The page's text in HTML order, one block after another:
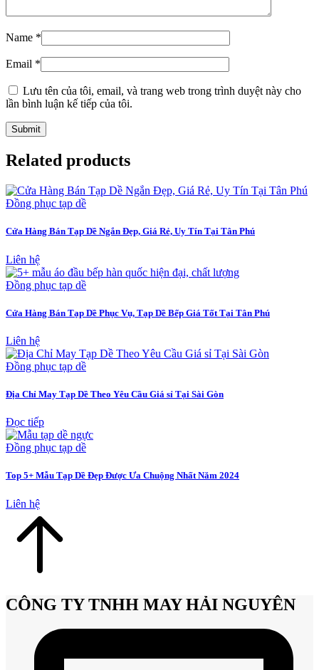
Name *
Email *
Lưu tên của tôi, email, và trang web trong trình duyệt này cho
lần bình luận kế tiếp của tôi.
Related products
Đồng phục tạp dề
Cửa Hàng Bán Tạp Dề Ngắn Đẹp, Giá Rẻ, Uy Tín Tại Tân Phú
Liên hệ
Đồng phục tạp dề
Cửa Hàng Bán Tạp Dề Phục Vụ, Tạp Dề Bếp Giá Tốt Tại Tân Phú
Liên hệ
Đồng phục tạp dề
Địa Chỉ May Tạp Dề Theo Yêu Cầu Giá sỉ Tại Sài Gòn
Đọc tiếp
Đồng phục tạp dề
Top 5+ Mẫu Tạp Dề Đẹp Được Ưa Chuộng Nhất Năm 2024
Liên hệ
CÔNG TY TNHH MAY HẢI NGUYÊN